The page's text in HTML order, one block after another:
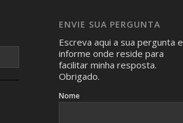
ENVIE SUA PERGUNTA
Escreva aqui a sua pergunta e
informe onde reside para
facilitar minha resposta.
Obrigado.
Nome